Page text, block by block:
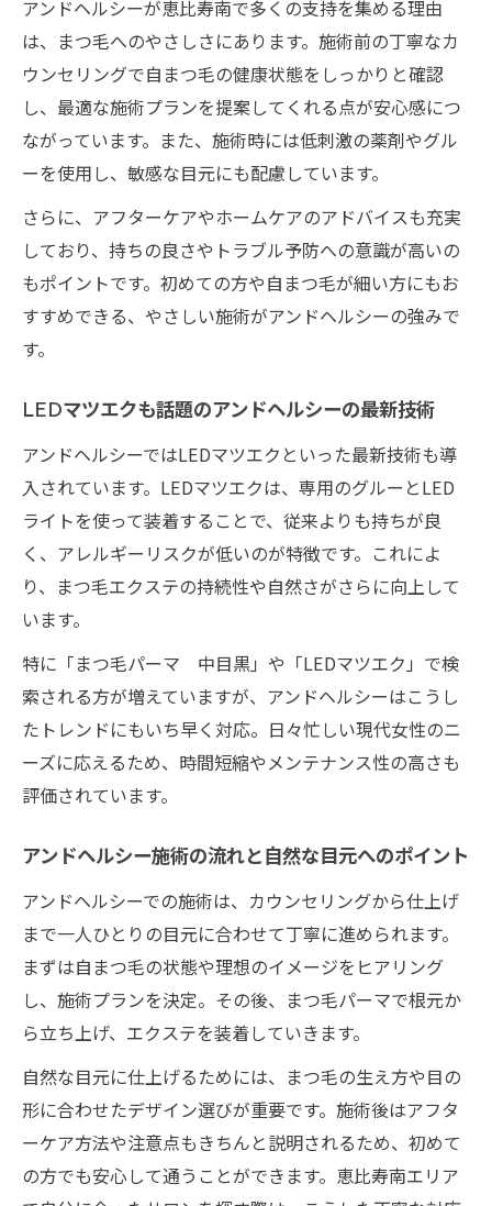
とめ
アンドヘルシーで叶う理想の目元と時短美
リピーター続出のアンドヘルシー活用実践
ガイド
提案
アンドヘルシーが恵比寿南で多くの支持を集める理由
は、まつ毛へのやさしさにあります。施術前の丁寧なカ
ウンセリングで自まつ毛の健康状態をしっかりと確認
し、最適な施術プランを提案してくれる点が安心感につ
ながっています。また、施術時には低刺激の薬剤やグル
ーを使用し、敏感な目元にも配慮しています。
さらに、アフターケアやホームケアのアドバイスも充実
しており、持ちの良さやトラブル予防への意識が高いの
もポイントです。初めての方や自まつ毛が細い方にもお
すすめできる、やさしい施術がアンドヘルシーの強みで
す。
LEDマツエクも話題のアンドヘルシーの最新技術
アンドヘルシーではLEDマツエクといった最新技術も導
入されています。LEDマツエクは、専用のグルーとLED
ライトを使って装着することで、従来よりも持ちが良
く、アレルギーリスクが低いのが特徴です。これによ
り、まつ毛エクステの持続性や自然さがさらに向上して
います。
特に「まつ毛パーマ 中目黒」や「LEDマツエク」で検
索される方が増えていますが、アンドヘルシーはこうし
たトレンドにもいち早く対応。日々忙しい現代女性のニ
ーズに応えるため、時間短縮やメンテナンス性の高さも
評価されています。
アンドヘルシー施術の流れと自然な目元へのポイント
アンドヘルシーでの施術は、カウンセリングから仕上げ
まで一人ひとりの目元に合わせて丁寧に進められます。
まずは自まつ毛の状態や理想のイメージをヒアリング
し、施術プランを決定。その後、まつ毛パーマで根元か
ら立ち上げ、エクステを装着していきます。
自然な目元に仕上げるためには、まつ毛の生え方や目の
形に合わせたデザイン選びが重要です。施術後はアフタ
ーケア方法や注意点もきちんと説明されるため、初めて
の方でも安心して通うことができます。恵比寿南エリア